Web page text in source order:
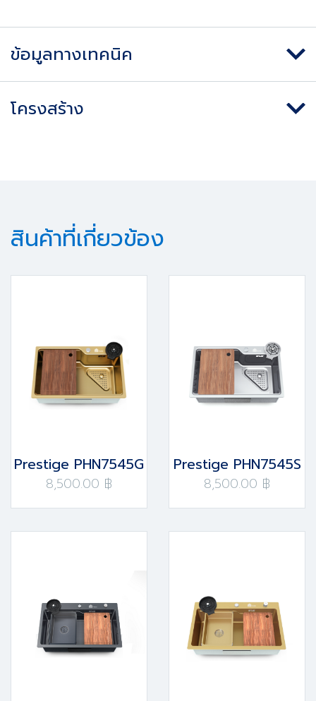
ข้อมูลทางเทคนิค
โครงสร้าง
สินค้าที่เกี่ยวข้อง
Prestige PHN7545G
8,500.00 ฿
Prestige PHN7545S
8,500.00 ฿